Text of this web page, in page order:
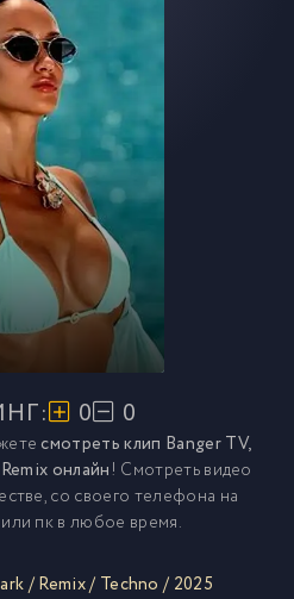
0 0
смотреть клип Banger TV,
онлайн! Смотреть видео
со своего телефона на
пк в любое время.
/Remix/ Techno / 2025